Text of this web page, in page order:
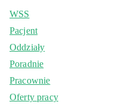
WSS
Pacjent
Oddziały
Poradnie
Pracownie
Oferty pracy